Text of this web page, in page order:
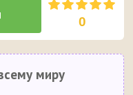
0
миру